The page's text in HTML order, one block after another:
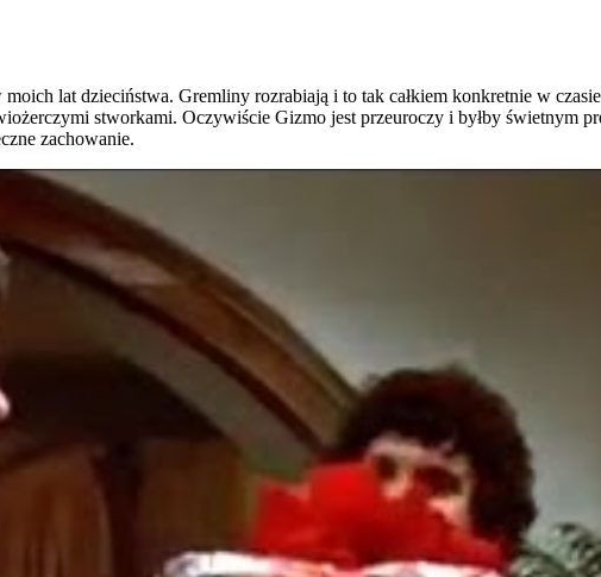
lat dzieciństwa. Gremliny rozrabiają i to tak całkiem konkretnie w
stworkami. Oczywiście Gizmo jest przeuroczy i byłby świetnym
zachowanie.